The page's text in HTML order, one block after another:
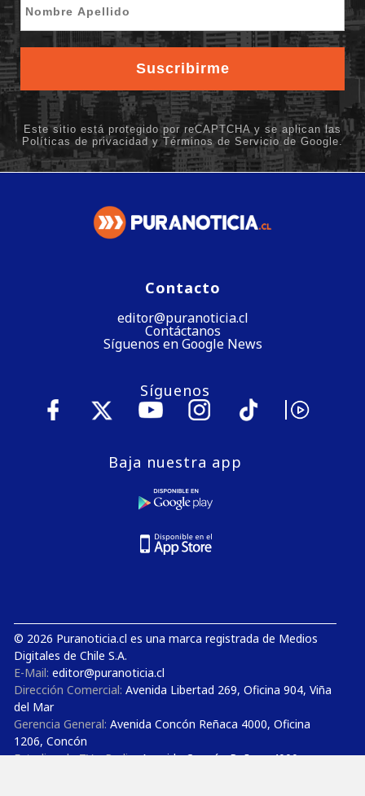
Contacto
editor@puranoticia.cl
Contáctanos
Síguenos en Google News
Síguenos
Baja nuestra app
© 2026 Puranoticia.cl es una marca registrada de Medios
Digitales de Chile S.A.
E-Mail: editor@puranoticia.cl
Dirección Comercial: Avenida Libertad 269, Oficina 904, Viña
del Mar
Gerencia General: Avenida Concón Reñaca 4000, Oficina
1206, Concón
Estudios de TV y Radio:Avenida Concón Reñaca 4000,